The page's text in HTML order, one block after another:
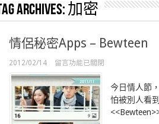
Archives:加密
情侶秘密Apps – Bewteen
2012/02/14
在
〈情
侶
秘
密
Apps
–
留言功能已關閉
今日情人節
怕被別人看